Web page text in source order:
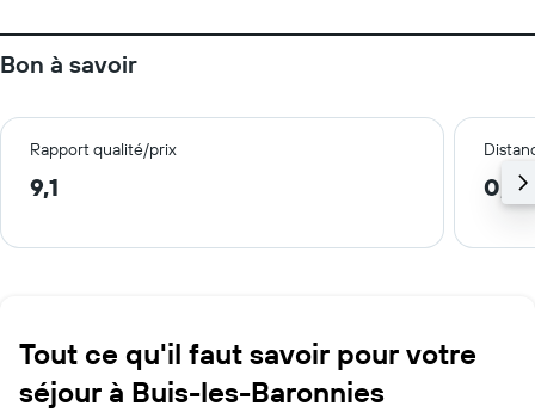
Bon à savoir
Rapport qualité/prix
9,1 0,1
Tout ce qu'il faut savoir pour votre
séjour à Buis-les-Baronnies